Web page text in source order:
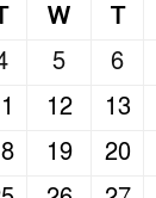
W T
5 6
12 13
19 20